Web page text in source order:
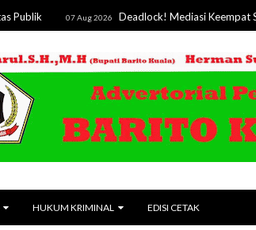
07 Aug 2026 Deadlock! Mediasi Keempat Sengketa
HUKUM KRIMINAL EDISI CETAK